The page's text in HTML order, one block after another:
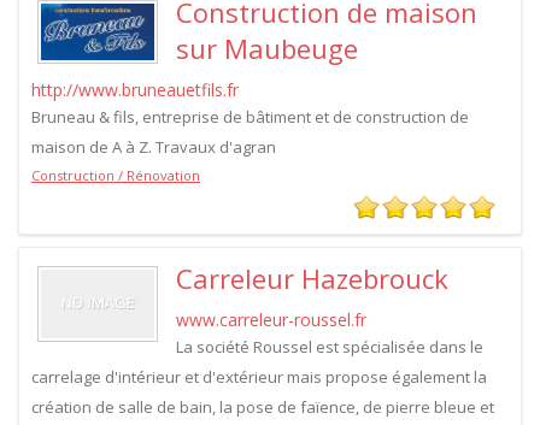
Construction de maison
sur Maubeuge
http://www.bruneauetfils.fr
Bruneau & fils, entreprise de bâtiment et de construction de
maison de A à Z. Travaux d'agran
Construction / Rénovation
Carreleur Hazebrouck
www.carreleur-roussel.fr
La société Roussel est spécialisée dans le
carrelage d'intérieur et d'extérieur mais propose également la
création de salle de bain, la pose de faïence, de pierre bleue et